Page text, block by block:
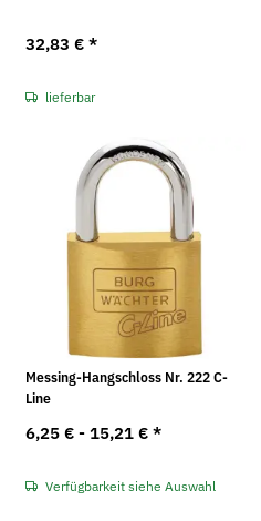
32,83 € *
lieferbar
Messing-Hangschloss Nr. 222 C-
Line
6,25 € - 15,21 € *
Verfügbarkeit siehe Auswahl